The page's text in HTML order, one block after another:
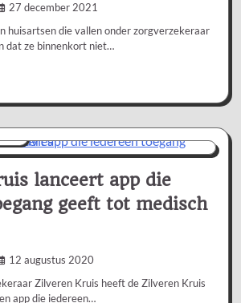
27 december 2021
huisartsen die vallen onder zorgverzekeraar
dat ze binnenkort niet…
lanceert app die
geeft tot medisch
12 augustus 2020
Zilveren Kruis heeft de Zilveren Kruis
app die iedereen…